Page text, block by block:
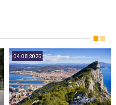
04.08.2026